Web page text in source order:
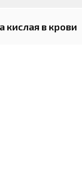
кислая в крови